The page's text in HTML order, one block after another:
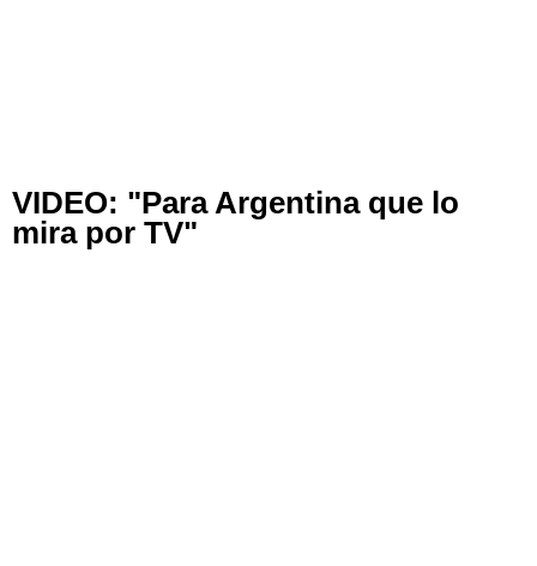
VIDEO: "Para Argentina que lo
mira por TV"